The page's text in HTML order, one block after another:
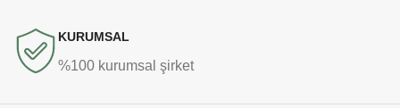
KURUMSAL
%100 kurumsal şirket